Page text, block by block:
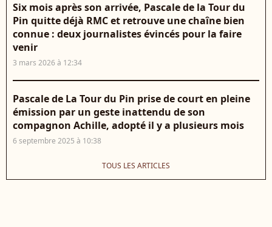
Six mois après son arrivée, Pascale de la Tour du
Pin quitte déjà RMC et retrouve une chaîne bien
connue : deux journalistes évincés pour la faire
venir
3 mars 2026 à 12:34
Pascale de La Tour du Pin prise de court en pleine
émission par un geste inattendu de son
compagnon Achille, adopté il y a plusieurs mois
6 septembre 2025 à 10:38
TOUS LES ARTICLES